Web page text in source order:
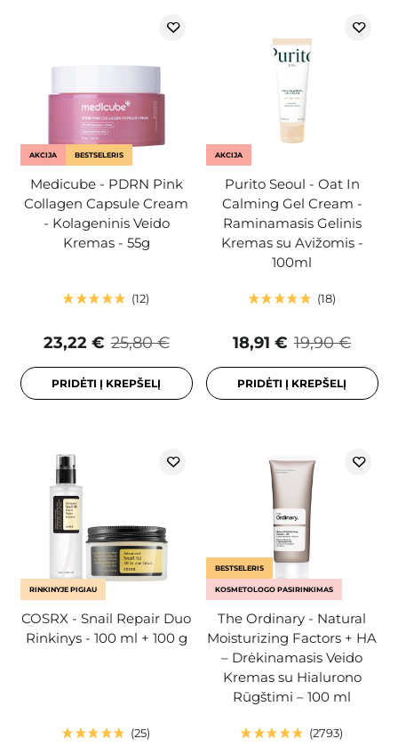
AKCIJA BESTSELERIS
Medicube - PDRN Pink
Collagen Capsule Cream
- Kolageninis Veido
Kremas - 55g
12
25,80 €
23,22 €
PRIDĖTI Į KREPŠELĮ
AKCIJA
Purito Seoul - Oat In
Calming Gel Cream -
Raminamasis Gelinis
Kremas su Avižomis -
100ml
18
19,90 €
18,91 €
PRIDĖTI Į KREPŠELĮ
RINKINYJE PIGIAU
COSRX - Snail Repair Duo
Rinkinys - 100 ml + 100 g
25
BESTSELERIS
KOSMETOLOGO PASIRINKIMAS
The Ordinary - Natural
Moisturizing Factors + HA
– Drėkinamasis Veido
Kremas su Hialurono
Rūgštimi – 100 ml
2793